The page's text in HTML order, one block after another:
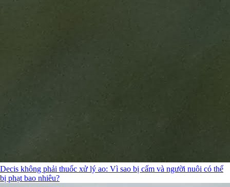
Decis không phải thuốc xử lý ao: Vì sao bị cấm và người nuôi có thể
bị phạt bao nhiêu?